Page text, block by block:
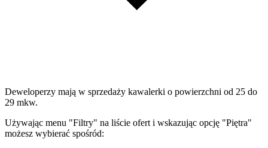
Deweloperzy mają w sprzedaży kawalerki o powierzchni od 25 do
29 mkw.
Używając menu "Filtry" na liście ofert i wskazując opcję "Piętra"
możesz wybierać spośród: